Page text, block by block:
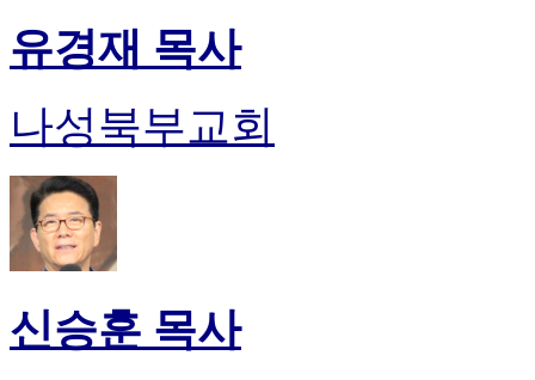
유경재 목사
나성북부교회
신승훈 목사